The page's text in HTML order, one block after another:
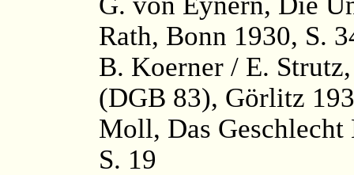
Rath, Bonn 1930, S.
B. Koerner / E.
(DGB 83), Görlitz
Moll, Das
S. 19